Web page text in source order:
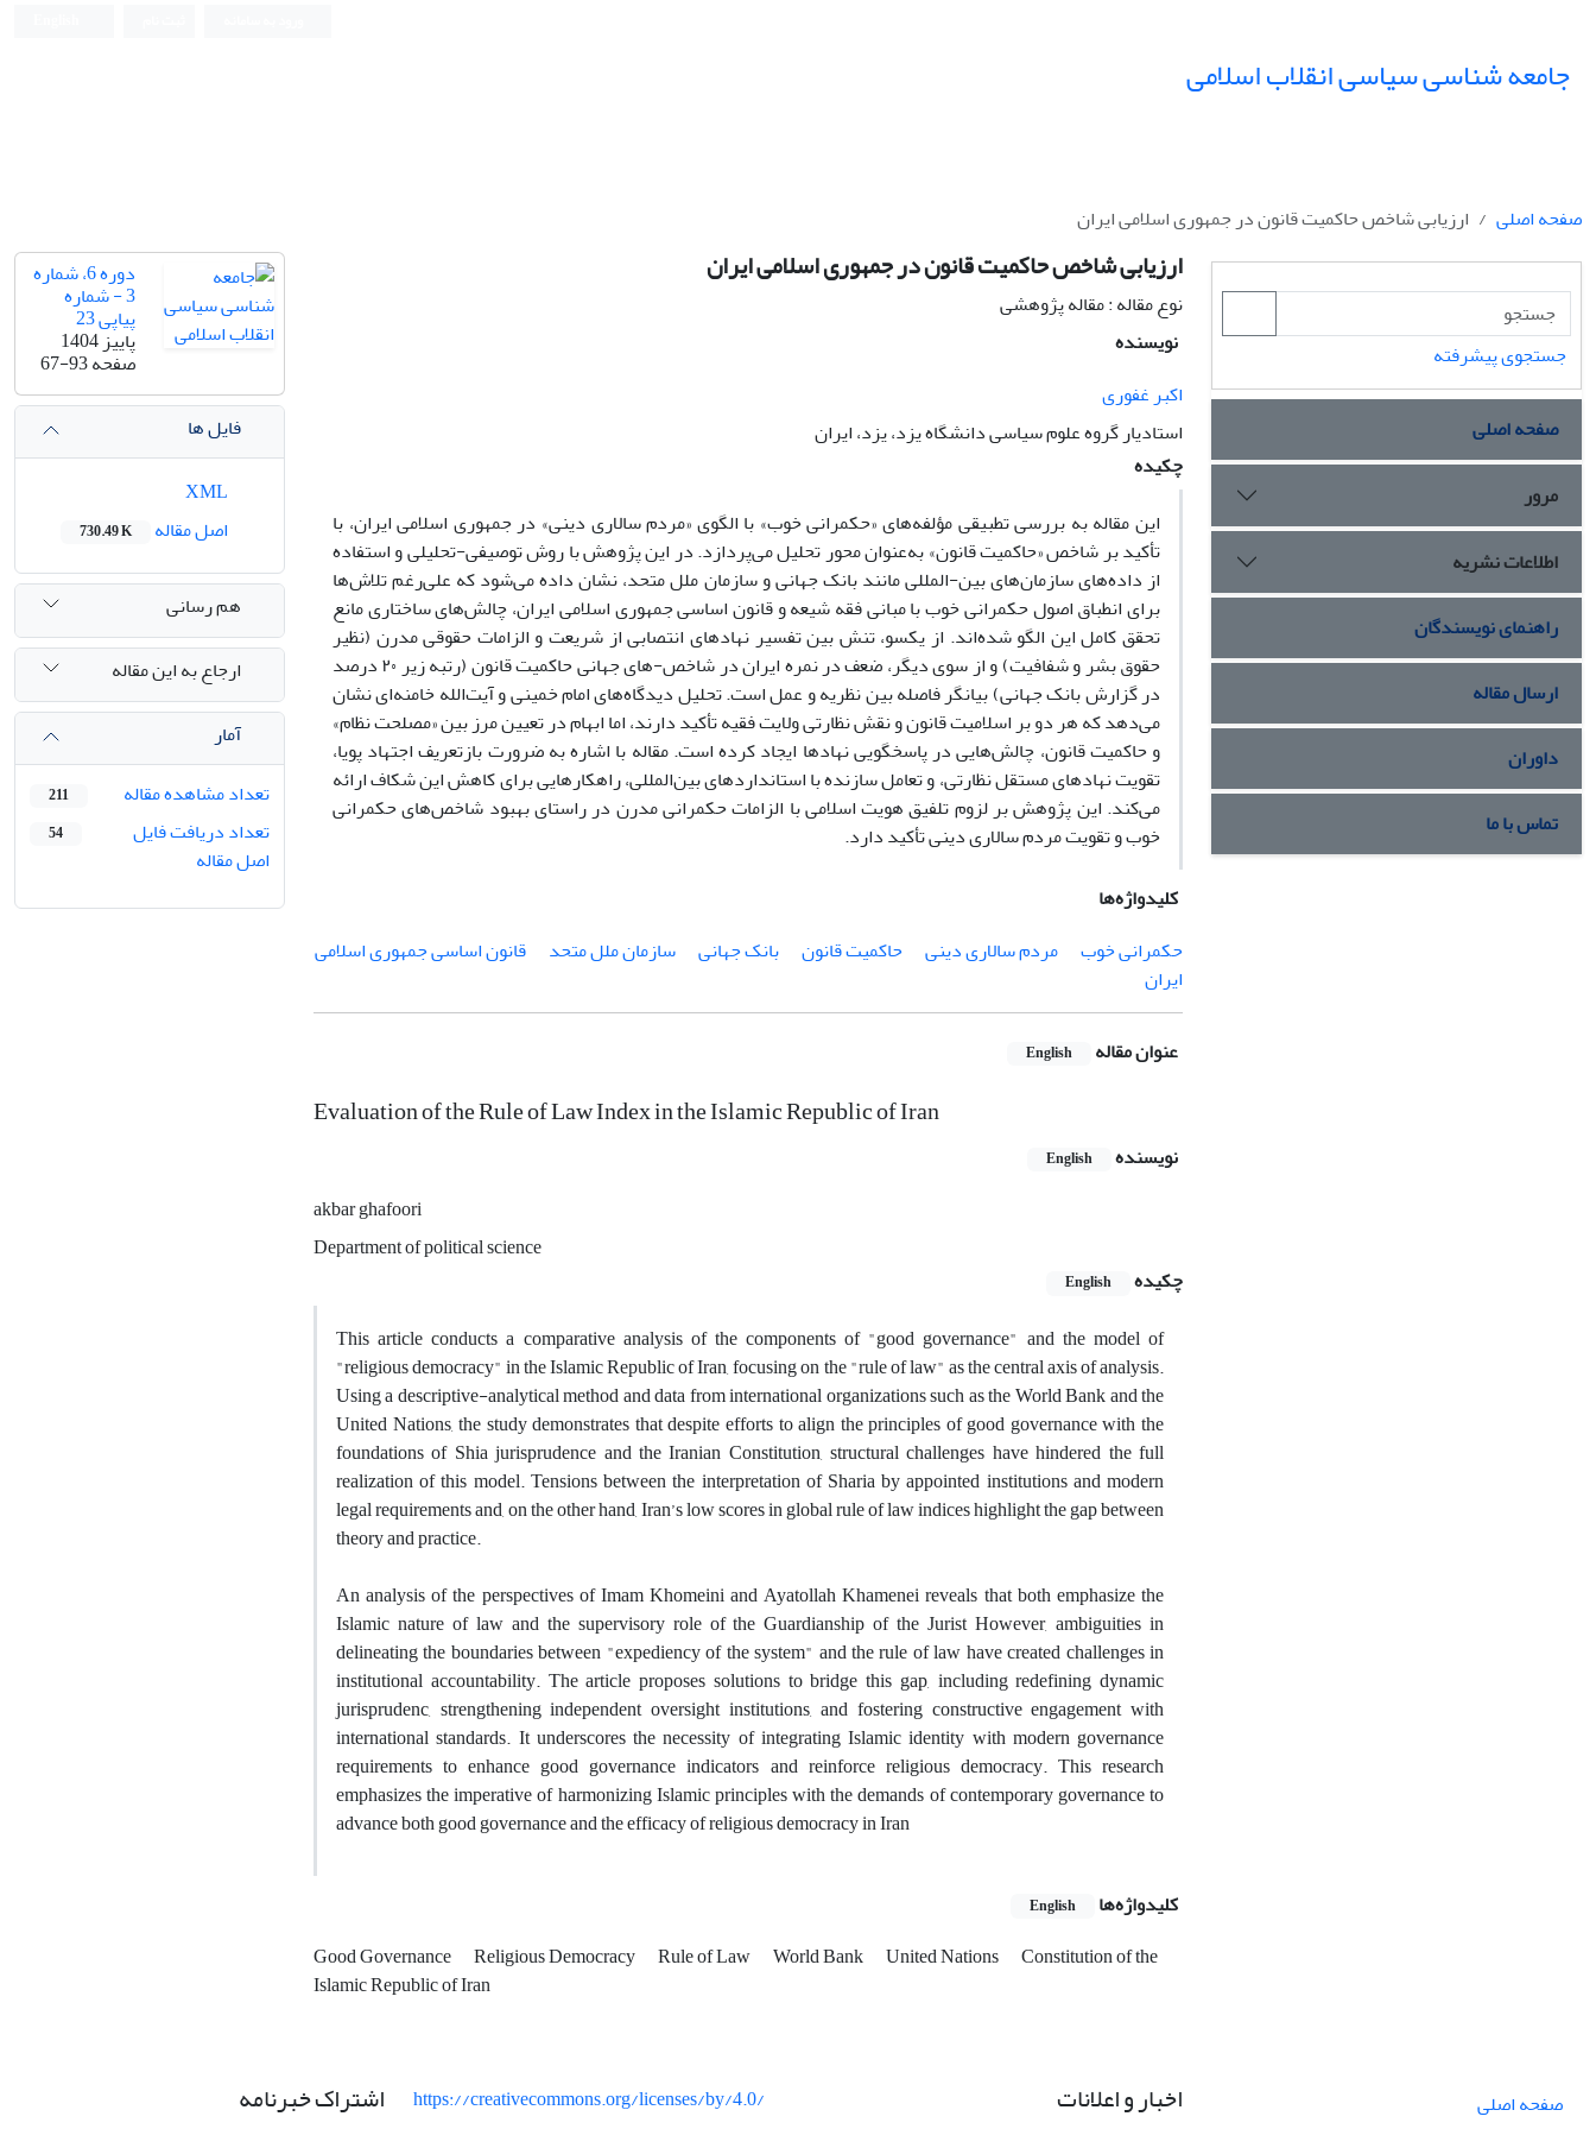
جامعه شناسی سیاسی انقلاب اسلامی
صفحه اصلی ارزیابی شاخص حاکمیت قانون در جمهوری اسلامی ایران
ارزیابی شاخص حاکمیت قانون در جمهوری اسلامی ایران
نوع مقاله : مقاله پژوهشی
نویسنده
اکبر غفوری
استادیار گروه علوم سیاسی دانشگاه یزد، یزد، ایران
چکیده
این مقاله به بررسی تطبیقی مؤلفه‌های «حکمرانی خوب» با الگوی «مردم سالاری دینی» در جمهوری اسلامی ایران، با
تأکید بر شاخص «حاکمیت قانون» به‌عنوان محور تحلیل می‌پردازد. در این پژوهش با روش توصیفی-تحلیلی و استفاده
از داده‌های سازمان‌های بین-المللی مانند بانک جهانی و سازمان ملل متحد، نشان داده‌ می‌شود که علی‌رغم تلاش‌ها
برای انطباق اصول حکمرانی خوب با مبانی فقه شیعه و قانون اساسی جمهوری اسلامی ایران، چالش‌های ساختاری مانع
تحقق کامل این الگو شده‌اند. از یکسو، تنش بین تفسیر نهادهای انتصابی از شریعت و الزامات حقوقی مدرن (نظیر
حقوق بشر و شفافیت) و از سوی دیگر، ضعف در نمره ایران در شاخص-های جهانی حاکمیت قانون (رتبه زیر ۲۰ درصد
در گزارش بانک جهانی) بیانگر فاصله بین نظریه و عمل است. تحلیل دیدگاه‌های امام خمینی و آیت‌الله خامنه‌ای نشان
می‌دهد که هر دو بر اسلامیت قانون و نقش نظارتی ولایت فقیه تأکید دارند، اما ابهام در تعیین مرز بین «مصلحت نظام»
و حاکمیت قانون، چالش‌هایی در پاسخگویی نهادها ایجاد کرده است. مقاله با اشاره به ضرورت بازتعریف اجتهاد پویا،
تقویت نهادهای مستقل نظارتی، و تعامل سازنده با استانداردهای بین‌المللی، راهکارهایی برای کاهش این شکاف ارائه
می‌کند. این پژوهش بر لزوم تلفیق هویت اسلامی با الزامات حکمرانی مدرن در راستای بهبود شاخص‌های حکمرانی
خوب و تقویت مردم سالاری دینی تأکید دارد.
کلیدواژه‌ها
حکمرانی خوب
مردم سالاری دینی حاکمیت قانون بانک جهانی سازمان ملل متحد
قانون اساسی جمهوری اسلامی
ایران
عنوان مقاله English
Evaluation of the Rule of Law Index in the Islamic Republic of Iran
نویسنده English
akbar ghafoori
Department of political science
چکیده
English
This article conducts a comparative analysis of the components of "good governance" and the model of
"religious democracy" in the Islamic Republic of Iran, focusing on the "rule of law" as the central axis of analysis.
Using a descriptive-analytical method and data from international organizations such as the World Bank and the
United Nations, the study demonstrates that despite efforts to align the principles of good governance with the
foundations of Shia jurisprudence and the Iranian Constitution, structural challenges have hindered the full
realization of this model. Tensions between the interpretation of Sharia by appointed institutions and modern
legal requirements and, on the other hand, Iran’s low scores in global rule of law indices highlight the gap between
theory and practice.
An analysis of the perspectives of Imam Khomeini and Ayatollah Khamenei reveals that both emphasize the
Islamic nature of law and the supervisory role of the Guardianship of the Jurist However, ambiguities in
delineating the boundaries between "expediency of the system" and the rule of law have created challenges in
institutional accountability. The article proposes solutions to bridge this gap, including redefining dynamic
jurisprudenc, strengthening independent oversight institutions, and fostering constructive engagement with
international standards. It underscores the necessity of integrating Islamic identity with modern governance
requirements to enhance good governance indicators and reinforce religious democracy. This research
emphasizes the imperative of harmonizing Islamic principles with the demands of contemporary governance to
advance both good governance and the efficacy of religious democracy in Iran
کلیدواژه‌ها English
Good Governance Religious Democracy Rule of Law World Bank United Nations
Constitution of the
Islamic Republic of Iran
دوره 6، شماره
3 - شماره
پیاپی 23
پاییز 1404
صفحه67-93
فایل ها
اصل مقاله
730.49 K
هم رسانی
ارجاع به این مقاله
آمار
تعداد مشاهده مقاله
211
تعداد دریافت فایل
اصل مقاله
54
جستجوی پیشرفته
صفحه اصلی
مرور
اطلاعات نشریه
راهنمای نویسندگان
ارسال مقاله
داوران
تماس با ما
صفحه اصلی
اخبار و اعلانات
https://creativecommons.org/licenses/by/4.0/
اشتراک خبرنامه